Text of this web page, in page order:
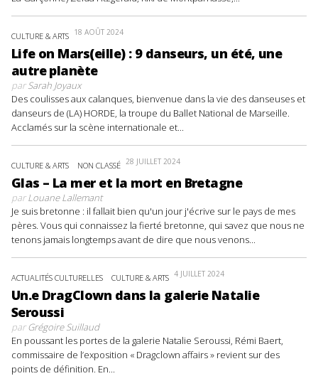
CULTURE & ARTS 18 AOÛT 2024
Life on Mars(eille) : 9 danseurs, un été, une
autre planète
parSarah Joyaux
Des coulisses aux calanques, bienvenue dans la vie des danseuses et
danseurs de (LA) HORDE, la troupe du Ballet National de Marseille.
Acclamés sur la scène internationale et...
CULTURE & ARTS NON CLASSÉ 28 JUILLET 2024
Glas – La mer et la mort en Bretagne
parLouane Lallemant
Je suis bretonne : il fallait bien qu'un jour j'écrive sur le pays de mes
pères. Vous qui connaissez la fierté bretonne, qui savez que nous ne
tenons jamais longtemps avant de dire que nous venons...
ACTUALITÉS CULTURELLES CULTURE & ARTS 4 JUILLET 2024
Un.e DragClown dans la galerie Natalie
Seroussi
parGrégoire Suillaud
En poussant les portes de la galerie Natalie Seroussi, Rémi Baert,
commissaire de l’exposition « Dragclown affairs » revient sur des
points de définition. En...